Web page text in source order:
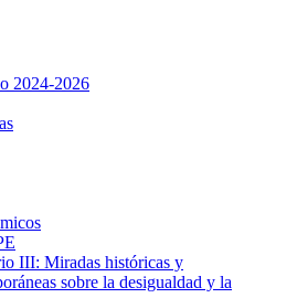
2024-2026
III: Miradas históricas y
sobre la desigualdad y la